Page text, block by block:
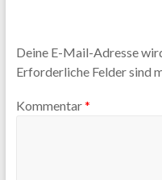
Deine E-Mail-Adresse
Erforderliche Felder sind
Kommentar*